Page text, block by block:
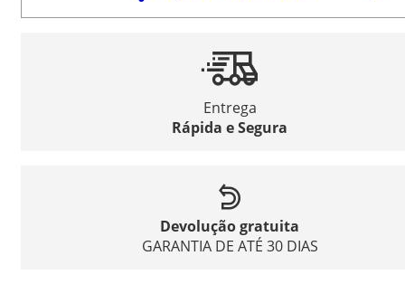
Entrega
Rápida e Segura
Devolução gratuita
GARANTIA DE ATÉ 30 DIAS